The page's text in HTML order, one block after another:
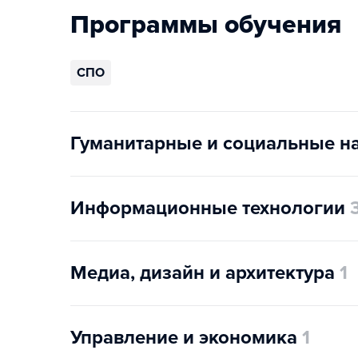
Программы обучения
СПО
Гуманитарные и социальные
Информационные технологии
Медиа, дизайн и архитектура 1
Управление и экономика 1